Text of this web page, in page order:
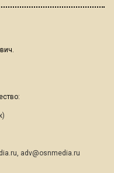
, adv@osnmedia.ru